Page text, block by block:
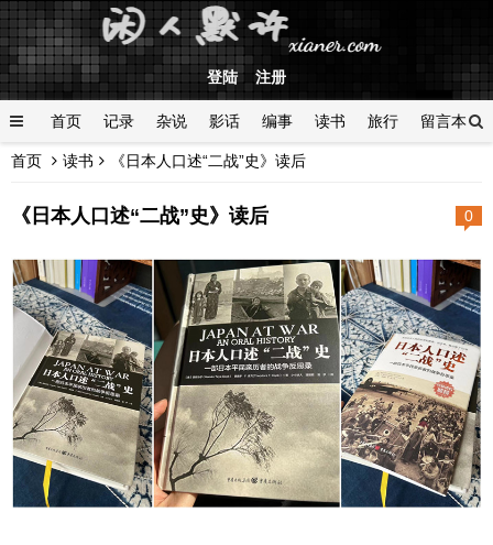
登陆 注册
首页 记录 杂说 影话 编事 读书 旅行 留言本
登陆
首页 读书 《日本人口述“二战”史》读后
0
《日本人口述“二战”史》读后